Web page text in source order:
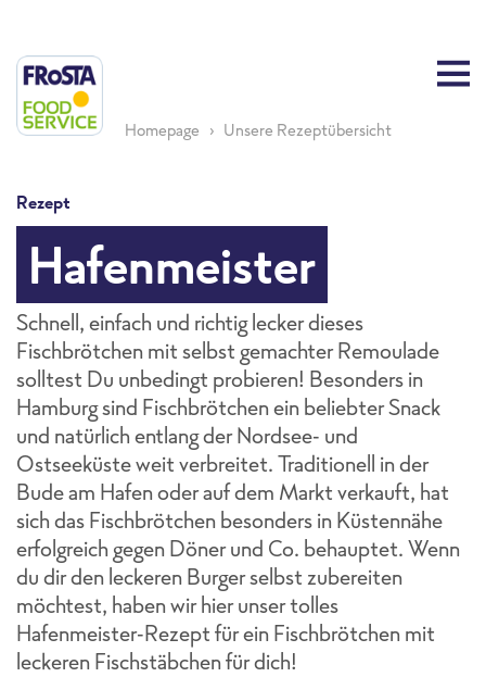
Homepage Unsere Rezeptübersicht
Rezept
Hafenmeister
Schnell, einfach und richtig lecker dieses
Fischbrötchen mit selbst gemachter Remoulade
solltest Du unbedingt probieren! Besonders in
Hamburg sind Fischbrötchen ein beliebter Snack
und natürlich entlang der Nordsee- und
Ostseeküste weit verbreitet. Traditionell in der
Bude am Hafen oder auf dem Markt verkauft, hat
sich das Fischbrötchen besonders in Küstennähe
erfolgreich gegen Döner und Co. behauptet. Wenn
du dir den leckeren Burger selbst zubereiten
möchtest, haben wir hier unser tolles
Hafenmeister-Rezept für ein Fischbrötchen mit
leckeren Fischstäbchen für dich!